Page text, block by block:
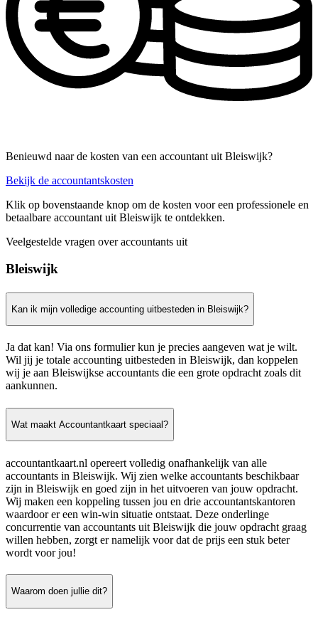
Benieuwd naar de kosten van een accountant uit Bleiswijk?
Bekijk de accountantskosten
Klik op bovenstaande knop om de kosten voor een professionele en
betaalbare accountant uit Bleiswijk te ontdekken.
Veelgestelde vragen over accountants uit
Bleiswijk
Kan ik mijn volledige accounting uitbesteden in Bleiswijk?
Ja dat kan! Via ons formulier kun je precies aangeven wat je wilt.
Wil jij je totale accounting uitbesteden in Bleiswijk, dan koppelen
wij je aan Bleiswijkse accountants die een grote opdracht zoals dit
aankunnen.
Wat maakt Accountantkaart speciaal?
accountantkaart.nl opereert volledig onafhankelijk van alle
accountants in Bleiswijk. Wij zien welke accountants beschikbaar
zijn in Bleiswijk en goed zijn in het uitvoeren van jouw opdracht.
Wij maken een koppeling tussen jou en drie accountantskantoren
waardoor er een win-win situatie ontstaat. Deze onderlinge
concurrentie van accountants uit Bleiswijk die jouw opdracht graag
willen hebben, zorgt er namelijk voor dat de prijs een stuk beter
wordt voor jou!
Waarom doen jullie dit?